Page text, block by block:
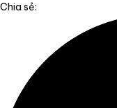
Chia sẻ: